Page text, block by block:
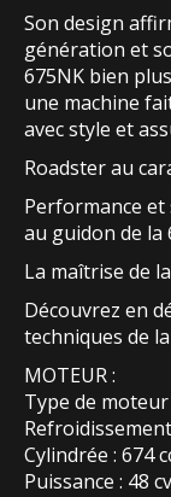
Son design
génération et
675NK bien
une machine
avec style et
Roadster au
Performance et
au guidon de la
La maîtrise de
Découvrez en
techniques de
MOTEUR :
Type de
Cylindrée : 674
Puissance : 48